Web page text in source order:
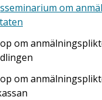
om
om
om